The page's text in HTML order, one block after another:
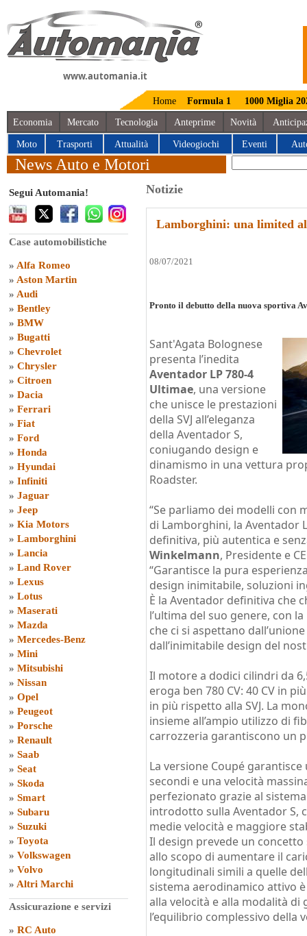
www.automania.it
Home Formula 1 1000 Miglia
Economia Mercato Tecnologia Anteprime Novità
Moto Trasporti Attualità Videogiochi Eventi
News Auto e Motori
Segui Automania!
Case automobilistiche
» Alfa Romeo
» Aston Martin
» Audi
» Bentley
» BMW
» Bugatti
» Chevrolet
» Chrysler
» Citroen
» Dacia
» Ferrari
» Fiat
» Ford
» Honda
» Hyundai
» Infiniti
» Jaguar
» Jeep
» Kia Motors
» Lamborghini
» Lancia
» Land Rover
» Lexus
» Lotus
» Maserati
» Mazda
» Mercedes-Benz
» Mini
» Mitsubishi
» Nissan
» Opel
» Peugeot
» Porsche
» Renault
» Saab
» Seat
» Skoda
» Smart
» Subaru
» Suzuki
» Toyota
» Volkswagen
» Volvo
» Altri Marchi
Assicurazione e servizi
» RC Auto
Notizie
Lamborghini: una limited al
08/07/2021
Pronto il debutto della nuova sportiva
Sant'Agata Bolognese
presenta l’inedita
Aventador LP 780-4
Ultimae, una versione
che unisce le prestazioni
della SVJ all’eleganza
della Aventador S,
coniugando design e
dinamismo in una vettura
Roadster.
“Se parliamo dei modelli con
di Lamborghini, la Aventador
definitiva, più autentica e
Winkelmann, Presidente e
“Garantisce la pura
design inimitabile, soluzioni
È la Aventador definitiva che
l’ultima del suo genere, con
che ci si aspettano
dall’inimitabile design del
Il motore a dodici cilindri da
eroga ben 780 CV: 40 CV in
in più rispetto alla SVJ. La
insieme all’ampio utilizzo di
carrozzeria garantiscono un
La versione Coupé garantisce
secondi e una velocità
perfezionato grazie al
introdotto sulla Aventador S,
medie velocità e maggiore
Il design prevede un
allo scopo di aumentare il
longitudinali simili a quelle
sistema aerodinamico attivo
alla velocità e alla modalità
l’equilibrio complessivo della